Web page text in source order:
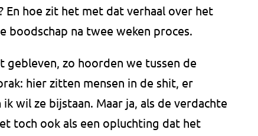
En hoe zit het met dat verhaal over het
boodschap na twee weken proces.
zo hoorden we tussen de
hier zitten mensen in de shit, er
wil ze bijstaan. Maar ja, als de verdachte
toch ook als een opluchting dat het